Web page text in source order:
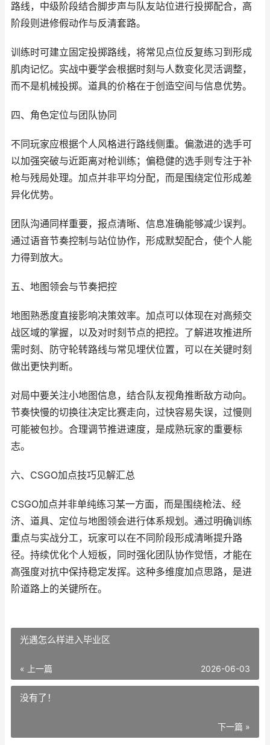
路线，中级阶段结合脚步声与队友站位进行投掷配合，高
阶段则进修假动作与反清套路。
训练时可建立固定投掷路线，将常见点位反复练习到形成
肌肉记忆。实战中要学会根据时刻与人数变化灵活调整，
而不是机械投掷。道具的价格在于创造空间与信息优势。
四、角色定位与团队协同
不同玩家应根据个人风格进行路线侧重。偏激进的选手可
以加强突破与近距离对枪训练；偏稳健的选手则专注于补
枪与残局处理。加点并非平均分配，而是围绕定位形成差
异化优势。
团队沟通同样重要，报点清晰、信息准确能够减少误判。
通过语音节奏控制与站位协作，形成默契配合，使个人能
力得到放大。
五、地图领会与节奏把控
地图熟悉度直接影响决策效率。加点可以体现在对高频交
战区域的掌握，以及对时刻节点的把控。了解进攻推进所
需时刻、防守轮转路线与常见埋伏位置，可以在关键时刻
做出更快判断。
对局中要关注小地图信息，结合队友视角推断敌方动向。
节奏快慢的切换往决定比赛走向，过快容易失误，过慢则
可能被包抄。合理调节推进速度，是成熟玩家的重要标
志。
六、CSGO加点技巧见解汇总
CSGO加点并非单纯练习某一方面，而是围绕枪法、经
济、道具、定位与地图领会进行体系规划。通过明确训练
重点与实战分工，玩家可以在不同阶段形成清晰提升路
径。持续优化个人短板，同时强化团队协作觉悟，才能在
高强度对抗中保持稳定发挥。这种多维度加点思路，是进
阶道路上的关键所在。
光遇怎么样进入毕业区
« 上一篇 2026-06-03
没有了！
下一篇 »